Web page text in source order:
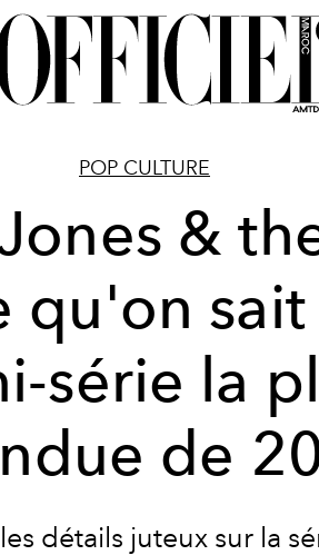
POP CULTURE
&
qu'on sait
série la
de
détails juteux sur la